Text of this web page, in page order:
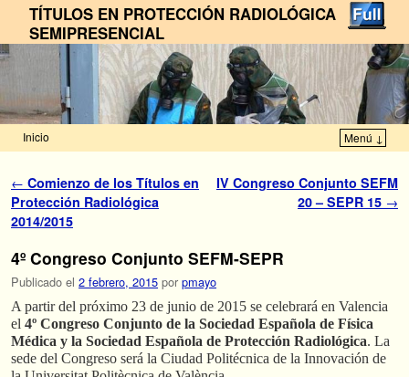
TÍTULOS EN PROTECCIÓN RADIOLÓGICA
SEMIPRESENCIAL
Inicio Menú ↓
Navegador de artículos
← Comienzo de los Títulos en
Protección Radiológica
2014/2015
IV Congreso Conjunto SEFM
20 – SEPR 15 →
4º Congreso Conjunto SEFM-SEPR
Publicado el 2 febrero, 2015 por pmayo
A partir del próximo 23 de junio de 2015 se celebrará en Valencia
el 4º Congreso Conjunto de la Sociedad Española de Física
Médica y la Sociedad Española de Protección Radiológica. La
sede del Congreso será la Ciudad Politécnica de la Innovación de